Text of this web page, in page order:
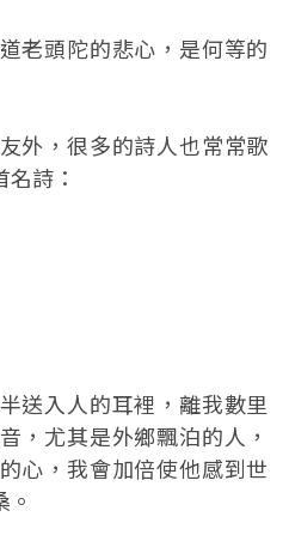
老頭陀的悲心，是何等的
外，很多的詩人也常常歌
詩：
送入人的耳裡，離我數里
，尤其是外鄉飄泊的人，
心，我會加倍使他感到世